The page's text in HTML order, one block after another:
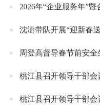
2026年“企业服务年”暨合规宣传走进竹
沈澍带队开展“迎新春送温暖
周登高督导春节前安全生产
桃江县召开领导干部会议 宣布市委有
桃江县召开领导干部会议 宣布省委、市委